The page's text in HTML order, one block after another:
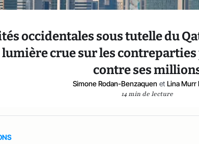
occidentales sous tutelle du
crue sur les
contre ses
Simone Rodan-Benzaquen et Lina Murr
14 min de lecture